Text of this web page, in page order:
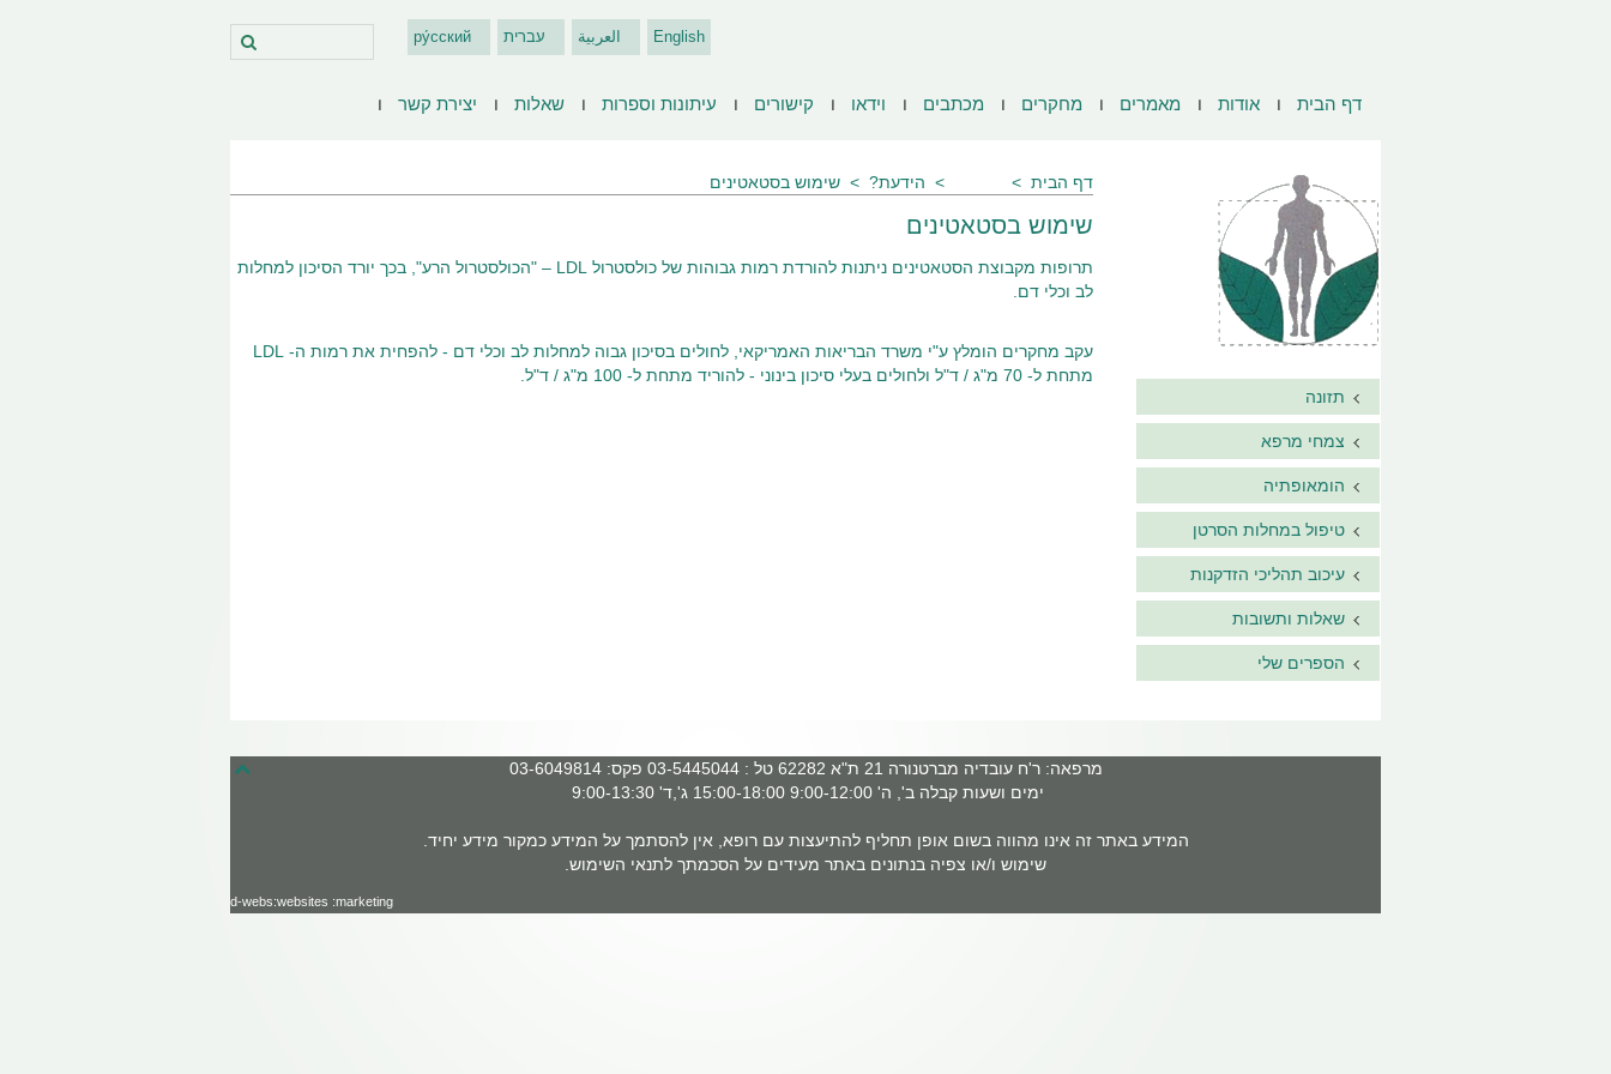
English العربية עברית ру́сский
דף הבית אודות מאמרים מחקרים מכתבים וידאו קישורים עיתונות וספרות שאלות יצירת קשר
דף הבית הידעת? שימוש בסטאטינים
שימוש בסטאטינים
תרופות מקבוצת הסטאטינים ניתנות להורדת רמות גבוהות של כולסטרול LDL – "הכולסטרול הרע", בכך יורד הסיכון למחלות
לב וכלי דם.
עקב מחקרים הומלץ ע"י משרד הבריאות האמריקאי, לחולים בסיכון גבוה למחלות לב וכלי דם - להפחית את רמות ה- LDL
מתחת ל- 70 מ"ג / ד"ל ולחולים בעלי סיכון בינוני - להוריד מתחת ל- 100 מ"ג / ד"ל.
תזונה
צמחי מרפא
הומאופתיה
טיפול במחלות הסרטן
עיכוב תהליכי הזדקנות
שאלות ותשובות
הספרים שלי
מרפאה: ר'ח עובדיה מברטנורה 21 ת"א 62282 טל : 03-5445044 פקס: 03-6049814
ימים ושעות קבלה ב', ה' 9:00-12:00 15:00-18:00 ג',ד' 9:00-13:30
המידע באתר זה אינו מהווה בשום אופן תחליף להתיעצות עם רופא, אין להסתמך על המידע כמקור מידע יחיד.
שימוש ו/או צפיה בנתונים באתר מעידים על הסכמתך לתנאי השימוש.
d-webs:websites :marketing